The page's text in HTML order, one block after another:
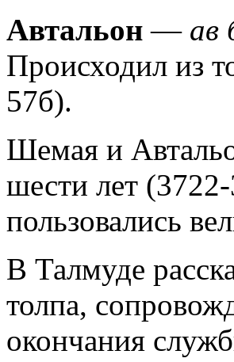
Автальон — ав
Происходил из
57б).
Шемая и
шести лет
пользовались
В Талмуде
толпа,
окончания